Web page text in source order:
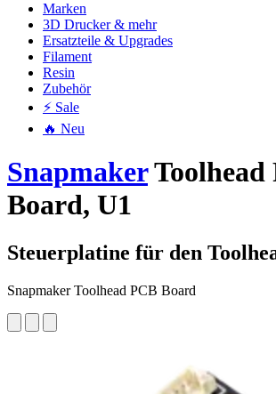
Marken
3D Drucker & mehr
Ersatzteile & Upgrades
Filament
Resin
Zubehör
⚡ Sale
🔥 Neu
SnapmakerToolhead
Board, U1
Steuerplatine für den
Snapmaker Toolhead PCB Board